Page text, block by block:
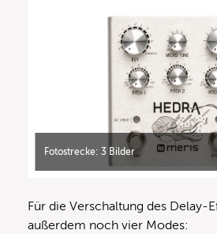
Fotostrecke: 3 Bilder
Für die Verschaltung des Delay-
außerdem noch vier Modes: